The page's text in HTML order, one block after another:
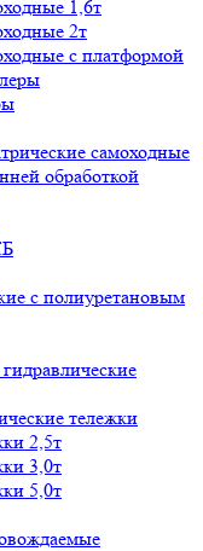
1,6т
2т
с платформой
самоходные
обработкой
с полиуретановым
тележки
2,5т
3,0т
5,0т